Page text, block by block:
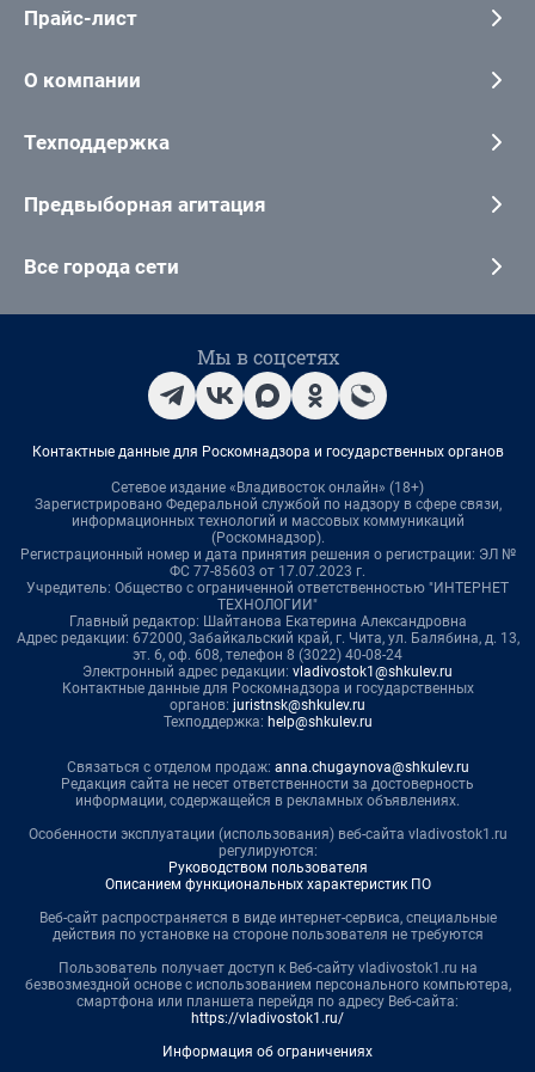
Прайс-лист
О компании
Техподдержка
Предвыборная агитация
Все города сети
Мы в соцсетях
Контактные данные для Роскомнадзора и государственных органов
Сетевое издание «Владивосток онлайн» (18+)
Зарегистрировано Федеральной службой по надзору в сфере связи,
информационных технологий и массовых коммуникаций
(Роскомнадзор).
Регистрационный номер и дата принятия решения о регистрации: ЭЛ №
ФС 77-85603 от 17.07.2023 г.
Учредитель: Общество с ограниченной ответственностью "ИНТЕРНЕТ
ТЕХНОЛОГИИ"
Главный редактор: Шайтанова Екатерина Александровна
Адрес редакции: 672000, Забайкальский край, г. Чита, ул. Балябина, д. 13,
эт. 6, оф. 608, телефон 8 (3022) 40-08-24
Электронный адрес редакции: vladivostok1@shkulev.ru
Контактные данные для Роскомнадзора и государственных
органов: juristnsk@shkulev.ru
Техподдержка: help@shkulev.ru
Связаться с отделом продаж: anna.chugaynova@shkulev.ru
Редакция сайта не несет ответственности за достоверность
информации, содержащейся в рекламных объявлениях.
Особенности эксплуатации (использования) веб-сайта vladivostok1.ru
регулируются:
Руководством пользователя
Описанием функциональных характеристик ПО
Веб-сайт распространяется в виде интернет-сервиса, специальные
действия по установке на стороне пользователя не требуются
Пользователь получает доступ к Веб-сайту vladivostok1.ru на
безвозмездной основе с использованием персонального компьютера,
смартфона или планшета перейдя по адресу Веб-сайта:
https://vladivostok1.ru/
Информация об ограничениях